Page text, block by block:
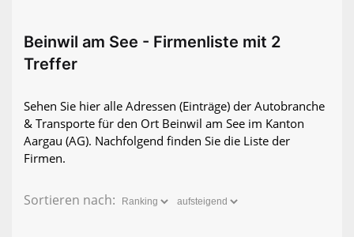
Beinwil am See - Firmenliste mit 2
Treffer
Sehen Sie hier alle Adressen (Einträge) der Autobranche
& Transporte für den Ort Beinwil am See im Kanton
Aargau (AG). Nachfolgend finden Sie die Liste der
Firmen.
Sortieren nach: